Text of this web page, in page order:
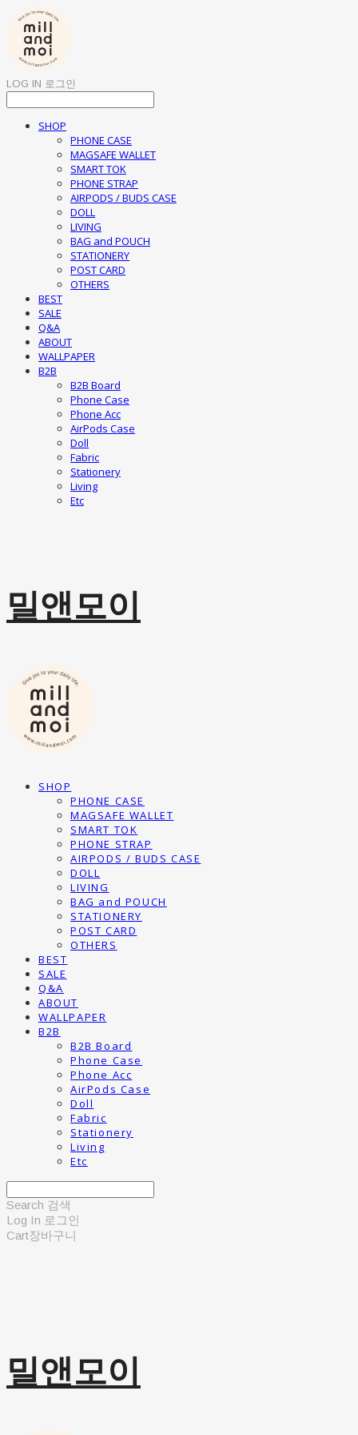
LOG IN 로그인
SHOP
PHONE CASE
MAGSAFE WALLET
SMART TOK
PHONE STRAP
AIRPODS / BUDS CASE
DOLL
LIVING
BAG and POUCH
STATIONERY
POST CARD
OTHERS
BEST
SALE
Q&A
ABOUT
WALLPAPER
B2B
B2B Board
Phone Case
Phone Acc
AirPods Case
Doll
Fabric
Stationery
Living
Etc
밀앤모이
SHOP
PHONE CASE
MAGSAFE WALLET
SMART TOK
PHONE STRAP
AIRPODS / BUDS CASE
DOLL
LIVING
BAG and POUCH
STATIONERY
POST CARD
OTHERS
BEST
SALE
Q&A
ABOUT
WALLPAPER
B2B
B2B Board
Phone Case
Phone Acc
AirPods Case
Doll
Fabric
Stationery
Living
Etc
Search 검색
Log In 로그인
Cart장바구니
밀앤모이